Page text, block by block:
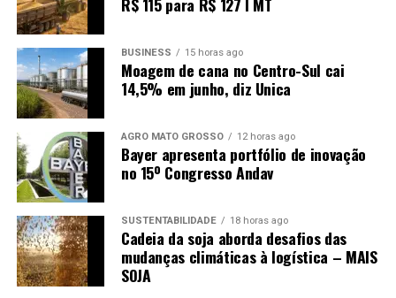
R$ 115 para R$ 127 I MT
BUSINESS 15 horas ago
Moagem de cana no Centro-Sul cai
14,5% em junho, diz Unica
AGRO MATO GROSSO 12 horas ago
Bayer apresenta portfólio de inovação
no 15º Congresso Andav
SUSTENTABILIDADE 18 horas ago
Cadeia da soja aborda desafios das
mudanças climáticas à logística – MAIS
SOJA